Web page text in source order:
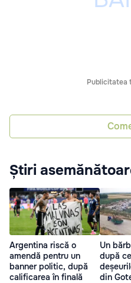
Publicitatea
Știri
Argentina riscă o
amendă pentru un
banner politic, după
calificarea în finală
Un
după
din